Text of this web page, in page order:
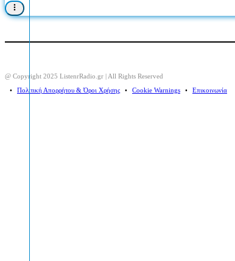
@ Copyright 2025 ListenrRadio.gr | All Rights Reserved
⠀•⠀ Πολιτική Απορρήτου & Όροι Χρήσης ⠀•⠀ Cookie Warnings ⠀•⠀ Επικοινωνία